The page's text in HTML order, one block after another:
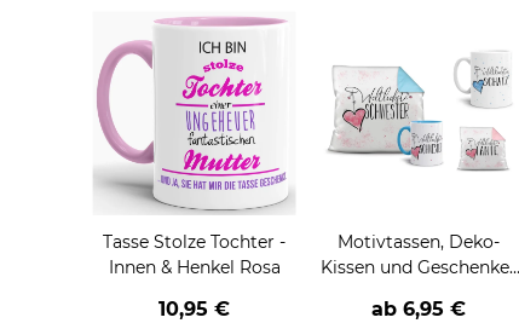
Tasse Stolze Tochter -
Innen & Henkel Rosa
10,95 €
Motivtassen, Deko-
Kissen und Geschenke-
ab 6,95 €